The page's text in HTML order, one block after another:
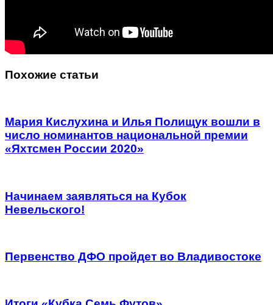
Похожие статьи
Мария Кислухина и Илья Полищук вошли в
число номинантов национальной премии
«Яхтсмен России 2020»
Начинаем заявляться на Кубок
Невельского!
Первенство ДФО пройдет во Владивостоке